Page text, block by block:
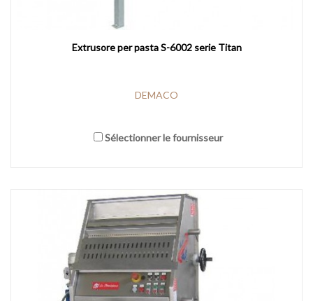
Extrusore per pasta S-6002 serie Titan
DEMACO
Sélectionner le fournisseur